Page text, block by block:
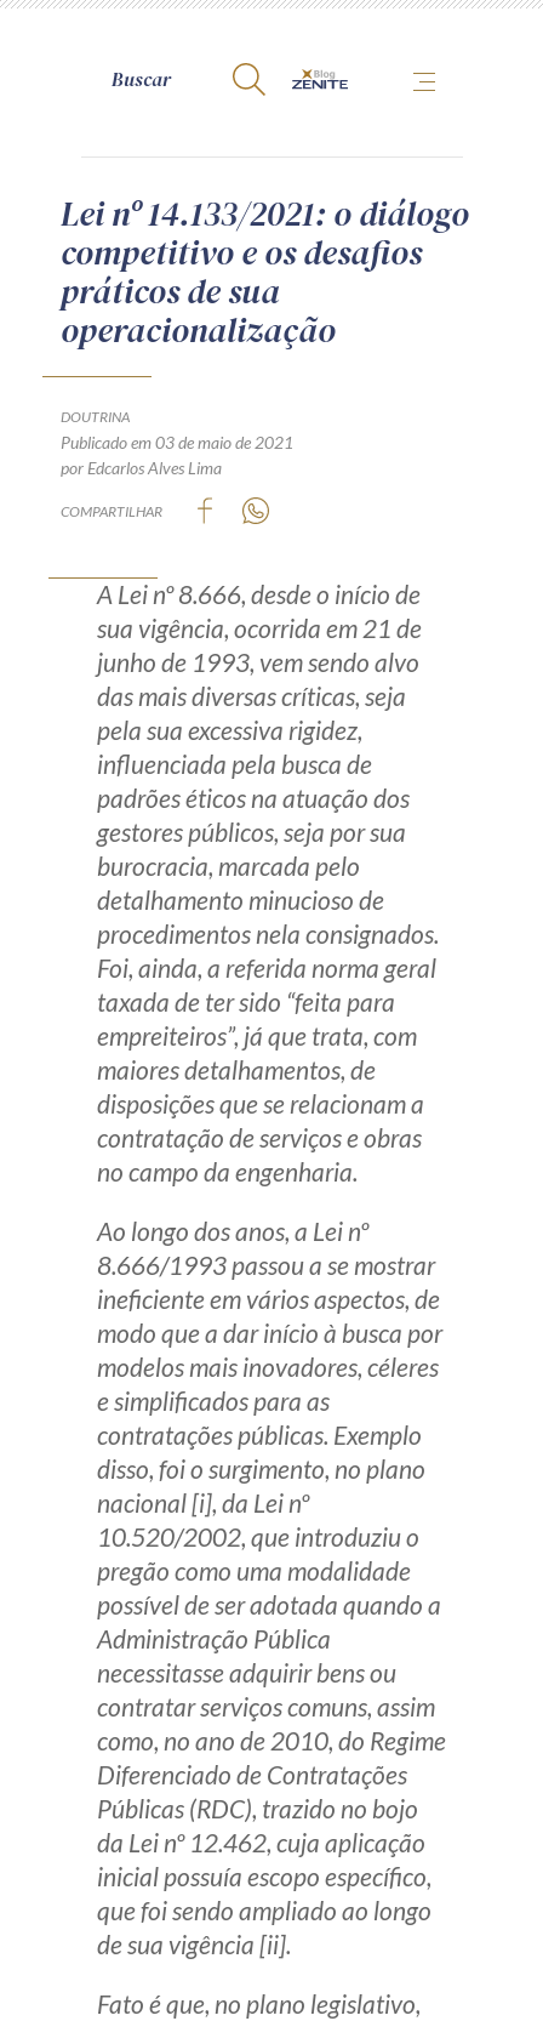
A Zênite
Como publicar conosco
Site da Zênite
Contato
Guia de Direitos dos Titulares de Dados
Encarregado (contato)
Produtos e serviços
Zênite Fácil IA
Zênite Play
Orientação por Escrito
Mentoria Zênite
Capacitação
Zênite Online
Eventos presenciais
Zênite in Company
Diferenciais
Receba por RSS
Batel Curitiba/PR CEP80240-000
Telefone (41) 2109-8666
Whatsapp (41) 98881-6616
Lei nº 14.133/2021: o diálogo
competitivo e os desafios
práticos de sua
operacionalização
DOUTRINA
Publicado em 03 de maio de 2021
por Edcarlos Alves Lima
COMPARTILHAR
A Lei nº 8.666, desde o início de
sua vigência, ocorrida em 21 de
junho de 1993, vem sendo alvo
das mais diversas críticas, seja
pela sua excessiva rigidez,
influenciada pela busca de
padrões éticos na atuação dos
gestores públicos, seja por sua
burocracia, marcada pelo
detalhamento minucioso de
procedimentos nela consignados.
Foi, ainda, a referida norma geral
taxada de ter sido “feita para
empreiteiros”, já que trata, com
maiores detalhamentos, de
disposições que se relacionam a
contratação de serviços e obras
no campo da engenharia.
Ao longo dos anos, a Lei nº
8.666/1993 passou a se mostrar
ineficiente em vários aspectos, de
modo que a dar início à busca por
modelos mais inovadores, céleres
e simplificados para as
contratações públicas. Exemplo
disso, foi o surgimento, no plano
nacional [i], da Lei nº
10.520/2002, que introduziu o
pregão como uma modalidade
possível de ser adotada quando a
Administração Pública
necessitasse adquirir bens ou
contratar serviços comuns, assim
como, no ano de 2010, do Regime
Diferenciado de Contratações
Públicas (RDC), trazido no bojo
da Lei nº 12.462, cuja aplicação
inicial possuía escopo específico,
que foi sendo ampliado ao longo
de sua vigência [ii].
Fato é que, no plano legislativo,